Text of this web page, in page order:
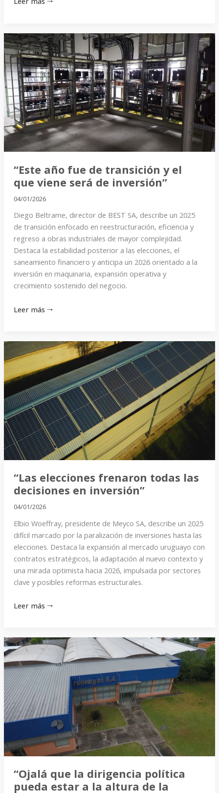
“Este año fue de transición y el
que viene será de inversión”
04/01/2026
Diego Beltrame, director de BEST SA, describe un 2025
de transición enfocado en reestructuración, eficiencia y
regreso a obras industriales de mayor complejidad.
Destaca la estabilidad posterior a las elecciones, el
saneamiento financiero y anticipa un 2026 orientado a la
inversión en maquinaria, expansión operativa y
crecimiento sostenido del negocio.
“Este
año
fue
de
transición
y
el
que
viene
será
de
inversión”
Leer más 🠒
“Las elecciones frenaron todas las
decisiones en inversión”
04/01/2026
Elbio Woeffray, presidente de Meyco SA, describe un 2025
difícil marcado por la paralización de inversiones hasta las
elecciones. Destaca la expansión al mercado uruguayo con
contratos estratégicos, la adaptación al nuevo contexto y
una mirada optimista hacia 2026, impulsada por sectores
clave y posibles reformas estructurales.
elecciones
frenaron
todas
las
decisiones
en
inversión”
Leer más 🠒
“Ojalá que la dirigencia política
pueda estar a la altura de la
“Ojalá
que
la
dirigencia
política
pueda
estar
la
altura
de
la